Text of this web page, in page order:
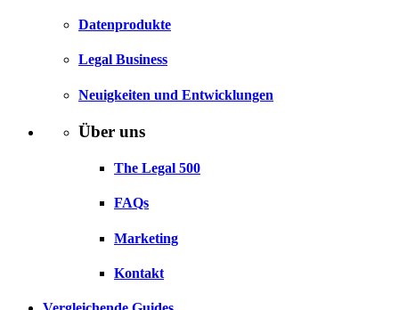
Datenprodukte
Legal Business
Neuigkeiten und Entwicklungen
Über uns
The Legal 500
FAQs
Marketing
Kontakt